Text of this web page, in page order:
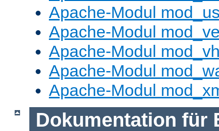
Apache-Modul
Apache-Modul
Apache-Modul
Apache-Modul
Apache-Modul
Dokumentation für